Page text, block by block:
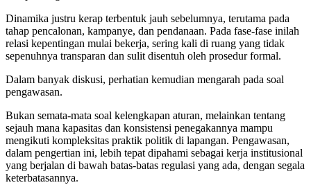
Dinamika justru kerap terbentuk jauh sebelumnya, terutama pada
tahap pencalonan, kampanye, dan pendanaan. Pada fase-fase inilah
relasi kepentingan mulai bekerja, sering kali di ruang yang tidak
sepenuhnya transparan dan sulit disentuh oleh prosedur formal.
Dalam banyak diskusi, perhatian kemudian mengarah pada soal
pengawasan.
Bukan semata-mata soal kelengkapan aturan, melainkan tentang
sejauh mana kapasitas dan konsistensi penegakannya mampu
mengikuti kompleksitas praktik politik di lapangan. Pengawasan,
dalam pengertian ini, lebih tepat dipahami sebagai kerja institusional
yang berjalan di bawah batas-batas regulasi yang ada, dengan segala
keterbatasannya.